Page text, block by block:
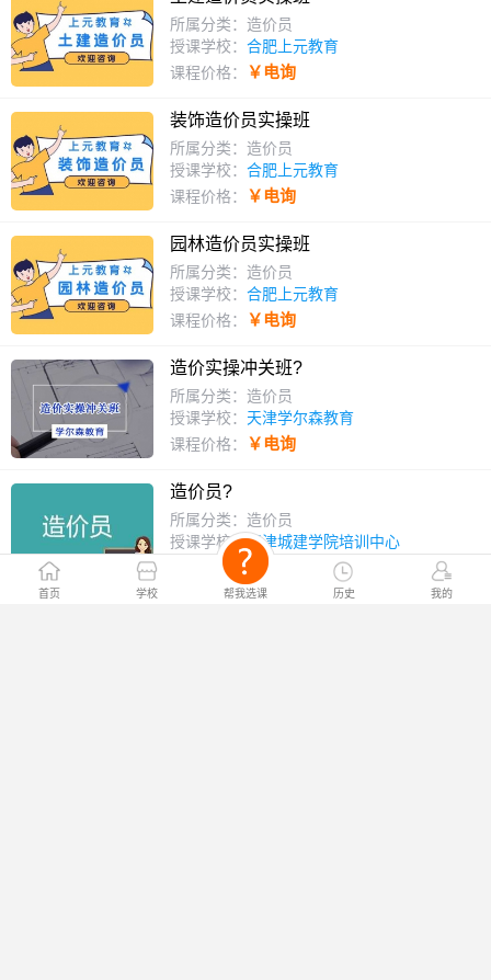
首页 学校 帮我选课 历史 我的
所属分类：造价员
授课学校： 合肥上元教育
课程价格：
￥电询
装饰造价员实操班
所属分类：造价员
授课学校： 合肥上元教育
课程价格：
￥电询
园林造价员实操班
所属分类：造价员
授课学校： 合肥上元教育
课程价格：
￥电询
造价实操冲关班?
所属分类：造价员
授课学校： 天津学尔森教育
课程价格：
￥电询
造价员?
所属分类：造价员
授课学校：天津城建学院培训中心
课程价格：￥电询